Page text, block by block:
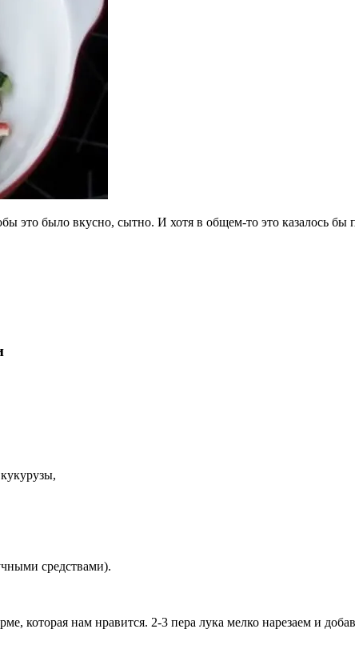
это было вкусно, сытно. И хотя в общем-то это казалось бы
средствами).
которая нам нравится. 2-3 пера лука мелко нарезаем и